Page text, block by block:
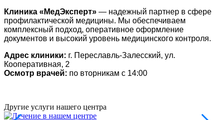
Клиника «МедЭксперт» — надежный партнер в сфере
профилактической медицины. Мы обеспечиваем
комплексный подход, оперативное оформление
документов и высокий уровень медицинского контроля.
Адрес клиники: г. Переславль-Залесский, ул.
Кооперативная, 2
Осмотр врачей: по вторникам с 14:00
Другие услуги нашего центра